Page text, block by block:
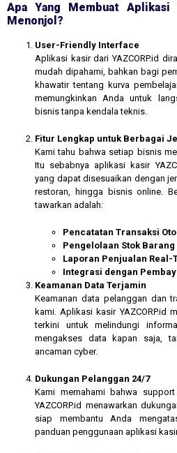
Apa Yang Membuat Aplikasi
Menonjol?
User-Friendly Interface
Aplikasi kasir dari YAZCORP.id
mudah dipahami, bahkan bagi
khawatir tentang kurva
memungkinkan Anda untuk
bisnis tanpa kendala teknis.
Fitur Lengkap untuk Berbagai
Kami tahu bahwa setiap bisnis
Itu sebabnya aplikasi kasir
yang dapat disesuaikan dengan
restoran, hingga bisnis online.
tawarkan adalah:
Pencatatan Transaksi
Pengelolaan Stok Barang
Laporan Penjualan Real-
Integrasi dengan
Keamanan Data Terjamin
Keamanan data pelanggan dan
kami. Aplikasi kasir YAZCORP.id
terkini untuk melindungi
mengakses data kapan saja,
ancaman cyber.
Dukungan Pelanggan 24/7
Kami memahami bahwa
YAZCORP.id menawarkan
siap membantu Anda
panduan penggunaan aplikasi